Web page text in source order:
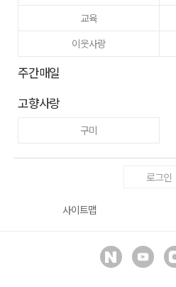
교육
이웃사랑
주간매일
고향사랑
구미
로그인
사이트맵